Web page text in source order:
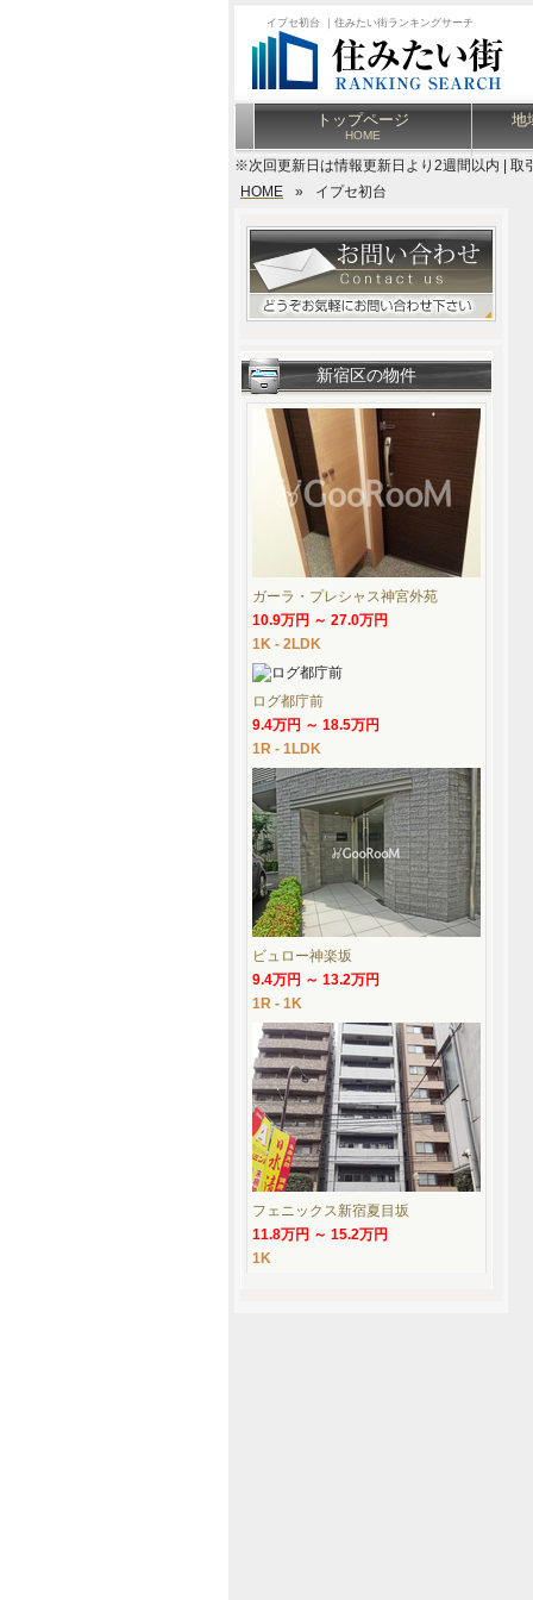
イプセ初台 ｜住みたい街ランキングサーチ
トップページ
HOME
地
※次回更新日は情報更新日より2週間以内 | 取
HOME
» イプセ初台
新宿区の物件
ガーラ・プレシャス神宮外苑
10.9万円 ～ 27.0万円
1K - 2LDK
ログ都庁前
9.4万円 ～ 18.5万円
1R - 1LDK
ビュロー神楽坂
9.4万円 ～ 13.2万円
1R - 1K
フェニックス新宿夏目坂
11.8万円 ～ 15.2万円
1K